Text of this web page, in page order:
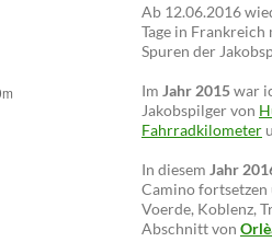
Ab 12.06.2016
Tage in
Spuren der
Im Jahr 2015war
Jakobspilger von
Fahrradkilometer
In diesem Jahr
Camino fortsetzen
Voerde, Koblenz,
Abschnitt von